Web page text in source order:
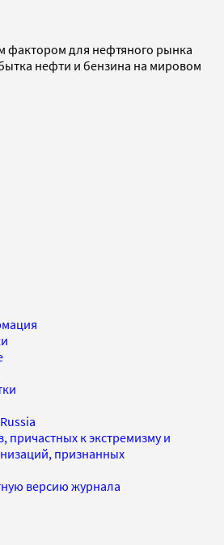
фактором для нефтяного рынка
нефти и бензина на мировом
причастных к экстремизму и
признанных
версию журнала